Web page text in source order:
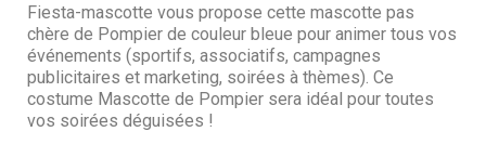
Fiesta-mascotte vous propose cette mascotte pas
chère de Pompier de couleur bleue pour animer tous vos
événements (sportifs, associatifs, campagnes
publicitaires et marketing, soirées à thèmes). Ce
costume Mascotte de Pompier sera idéal pour toutes
vos soirées déguisées !